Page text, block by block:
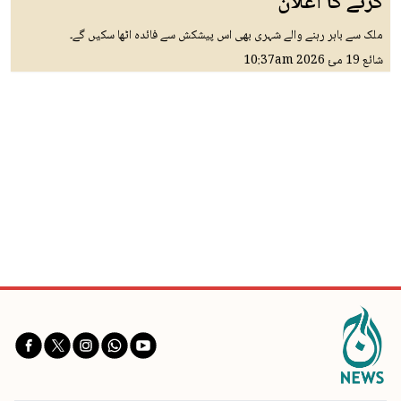
ملک سے باہر رہنے والے شہری بھی اس پیشکش سے فائدہ اٹھا سکیں گے۔
شائع19 مئ 2026 10:37am